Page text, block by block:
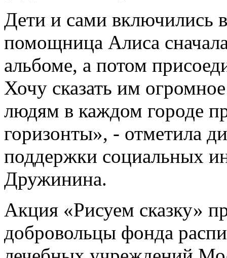
Дети и сами включились
помощница Алиса
альбоме, а потом
Хочу сказать им
людям в каждом городе
горизонты», - отметила
поддержки социальных
Дружинина.
Акция «Рисуем сказку»
добровольцы фонда